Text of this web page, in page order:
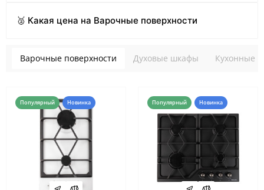
🥈 Какая цена на Варочные поверхности
Варочные поверхности Духовые шкафы Кухонные
Популярный Новинка Популярный Новинка